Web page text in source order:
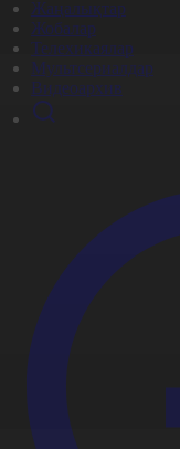
Жаңалықтар
Жобалар
Телехикаялар
Мультсериалдар
Видеоархив